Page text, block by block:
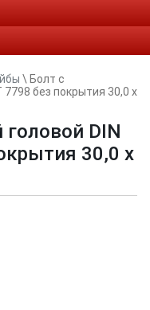
\ Болт с
без покрытия 30,0 x
DIN
30,0 x